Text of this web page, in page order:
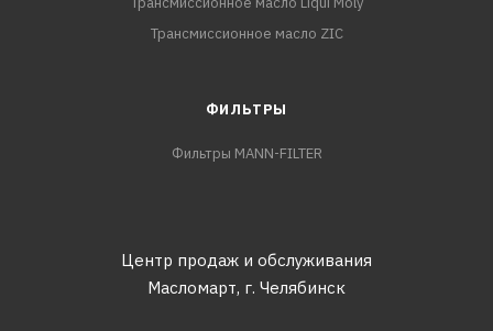
Трансмиссионное масло ZIC
ФИЛЬТРЫ
Фильтры MANN-FILTER
Центр продаж и обслуживания
Масломарт, г. Челябинск